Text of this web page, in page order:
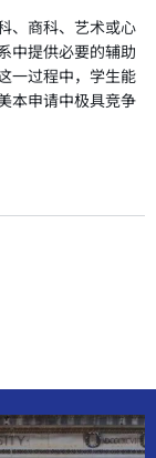
、商科、艺术或心
中提供必要的辅助
一过程中，学生能
本申请中极具竞争